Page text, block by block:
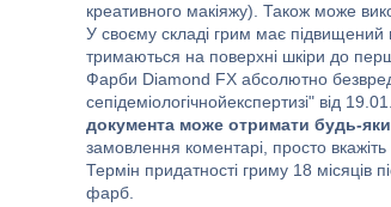
креативного макіяжу). Також може
У своєму складі грим має підвищений
тримаються на поверхні шкіри до
Фарби Diamond FX абсолютно
сепідемiологiчнойекспертизi" від
документа може отримати будь-
замовлення коментарі, просто
Термін придатності гриму 18 місяців
фарб.